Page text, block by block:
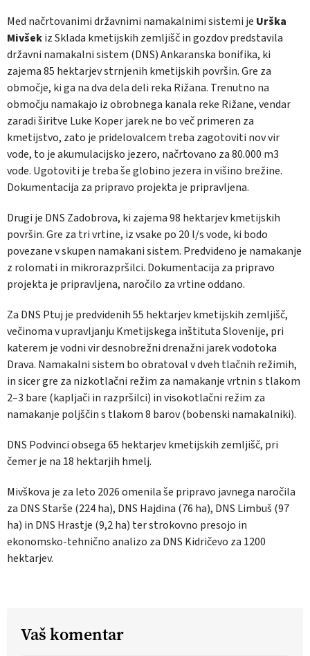
Med načrtovanimi državnimi namakalnimi sistemi je Urška
Mivšekiz Sklada kmetijskih zemljišč in gozdov predstavila
državni nama­kalni sistem (DNS) Ankaranska bonifika, ki
zajema 85 hektarjev strnjenih kmetijskih po­vršin. Gre za
območje, ki ga na dva dela deli reka Rižana. Trenutno na
območju namakajo iz obrobnega kanala reke Rižane, vendar
za­radi širitve Luke Koper jarek ne bo več pri­meren za
kmetijstvo, zato je pridelovalcem treba zagotoviti nov vir
vode, to je akumula­cijsko jezero, načrtovano za 80.000 m3
vode. Ugotoviti je treba še globino jezera in višino brežine.
Dokumentacija za pripravo projekta je pripravljena.
Drugi je DNS Zadobrova, ki zajema 98 hek­tarjev kmetijskih
površin. Gre za tri vrtine, iz vsake po 20 l/s vode, ki bodo
povezane v sku­pen namakani sistem. Predvideno je namaka­nje
z rolomati in mikrorazpršilci. Dokumenta­cija za pripravo
projekta je pripravljena, naro­čilo za vrtine oddano.
Za DNS Ptuj je predvidenih 55 hektarjev kmetijskih zemljišč,
večinoma v upravljanju Kmetijskega inštituta Slovenije, pri
katerem je vodni vir desnobrežni drenažni jarek vodotoka
Drava. Namakalni sistem bo obratoval v dveh tlačnih režimih,
in sicer gre za nizkotlačni re­žim za namakanje vrtnin s tlakom
2–3 bare (kapljači in razpršilci) in visokotlačni režim za
namakanje poljščin s tlakom 8 barov (boben­ski namakalniki).
DNS Podvinci obsega 65 hektarjev kmetij­skih zemljišč, pri
čemer je na 18 hektarjih hmelj.
Mivškova je za leto 2026 omenila še pripra­vo javnega naročila
za DNS Starše (224 ha), DNS Hajdina (76 ha), DNS Limbuš (97
ha) in DNS Hrastje (9,2 ha) ter strokovno presojo in
ekonomsko-tehnično analizo za DNS Kidričevo za 1200
hektarjev.
Vaš komentar